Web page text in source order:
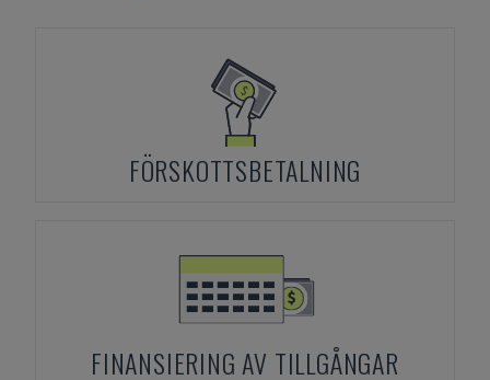
FÖRSKOTTSBETALNING
FINANSIERING AV TILLGÅNGAR